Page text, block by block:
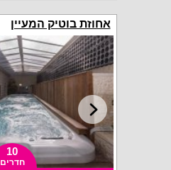
אחוזת בוטיק המעיין
10
חדרים